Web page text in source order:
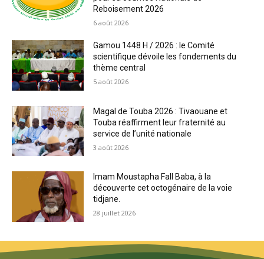
Reboisement 2026
6 août 2026
Gamou 1448 H / 2026 : le Comité
scientifique dévoile les fondements du
thème central
5 août 2026
Magal de Touba 2026 : Tivaouane et
Touba réaffirment leur fraternité au
service de l’unité nationale
3 août 2026
Imam Moustapha Fall Baba, à la
découverte cet octogénaire de la voie
tidjane.
28 juillet 2026